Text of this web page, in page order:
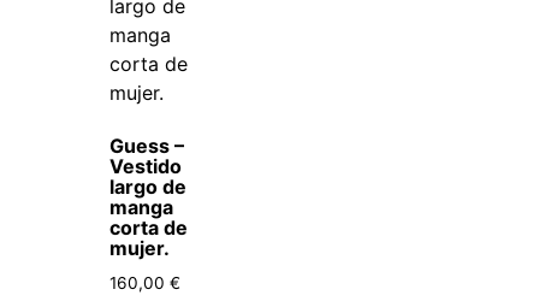
Guess –
Vestido
largo de
manga
corta de
mujer.
160,00 €